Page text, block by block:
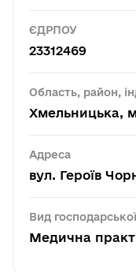
ЄДРПОУ
23312469
Область, район,
Хмельницька,
Адреса
вул. Героїв
Вид
Медична